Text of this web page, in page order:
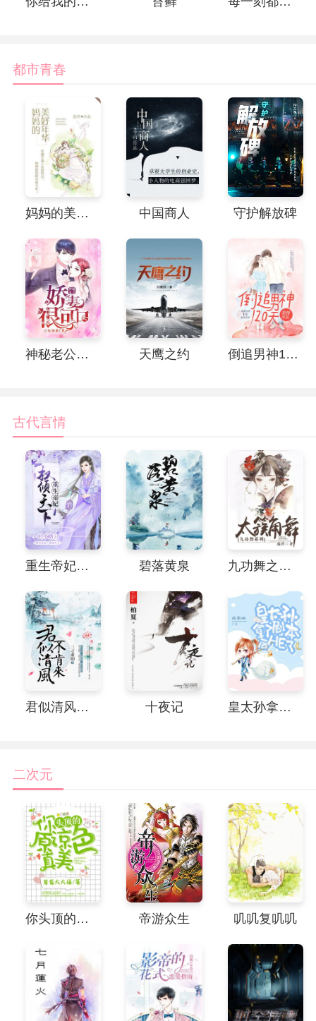
都市青春
妈妈的美好年华 中国商人 守护解放碑
神秘老公：娇妻很可口 天鹰之约 倒追男神120天
古代言情
重生帝妃权倾天下 碧落黄泉 九功舞之太簇角舞
君似清风不肯来 十夜记 皇太孙拿了男主剧本后HE了
二次元
你头顶的原谅色真美 帝游众生 叽叽复叽叽